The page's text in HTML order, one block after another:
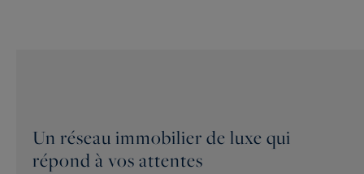
Un réseau immobilier de luxe qui
répond à vos attentes